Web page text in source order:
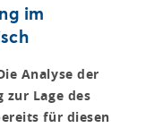
im
Analyse der
Lage des
für diesen